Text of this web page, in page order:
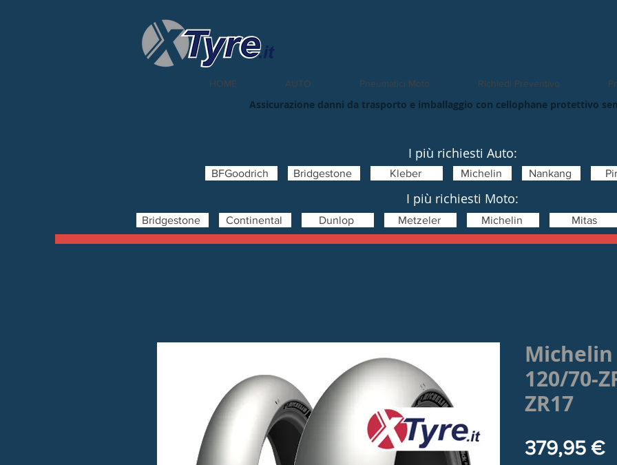
HOME AUTO Pneumatici Moto Richiedi Preventivo
Assicurazione danni da trasporto e imballaggio con cellophane protettivo
I più richiesti Auto:
BFGoodrich Bridgestone Kleber Michelin Nankang
I più richiesti Moto:
Bridgestone Continental Dunlop Metzeler Michelin Mitas
Michelin
120/70-
ZR17
379,95 €